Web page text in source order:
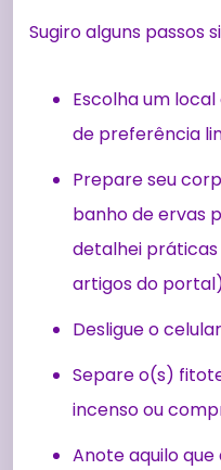
Sugiro alguns passos
Escolha um
de preferência
Prepare seu
banho de ervas
detalhei
artigos do
Desligue o
Separe o(s)
incenso ou
Anote aquilo